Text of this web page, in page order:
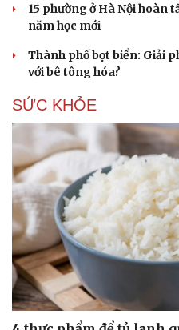
15 phường ở Hà Nội hoàn
năm học mới
Thành phố bọt biển: Giải
với bê tông hóa?
SỨC KHỎE